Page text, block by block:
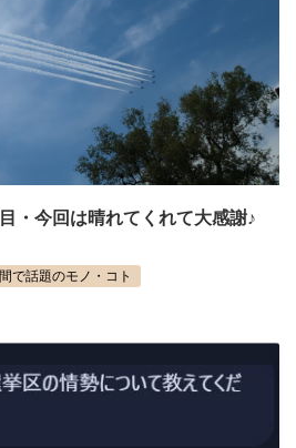
・今回は晴れてくれて大感謝♪
で話題のモノ・コト